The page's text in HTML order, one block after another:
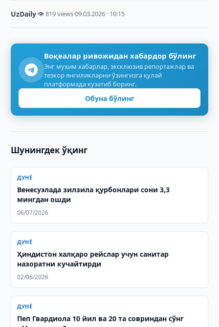
UzDaily·👁 819 views·09.03.2026 · 10:15
Воқеалар ривожидан хабардор бўлинг
Энг муҳим хабарлар, эксклюзив репортажлар ва
тезкор янгиликларни ўзингизга қулай
платформада кузатиб боринг.
Обуна бўлинг
Шунингдек ўқинг
ДУНЁ
Венесуэлада зилзила қурбонлари сони 3,3
мингдан ошди
06/07/2026
ДУНЁ
Ҳиндистон халқаро рейслар учун санитар
назоратни кучайтирди
02/06/2026
ДУНЁ
Пеп Гвардиола 10 йил ва 20 та совриндан сўнг